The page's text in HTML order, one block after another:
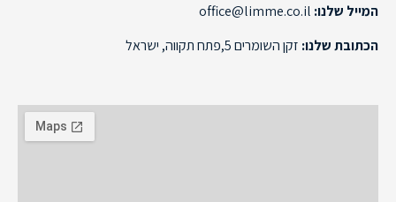
המייל שלנו: office@limme.co.il
הכתובת שלנו: זקן השומרים 5,פתח תקווה, ישראל